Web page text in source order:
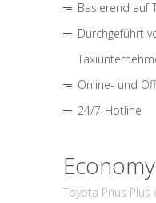
Basierend auf
Durchgeführt
Online- und
24/7-Hotline
Toyota Prius